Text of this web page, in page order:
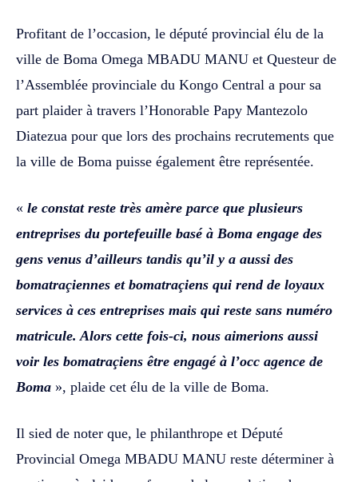
Profitant de l’occasion, le député provincial élu de la
ville de Boma Omega MBADU MANU et Questeur de
l’Assemblée provinciale du Kongo Central a pour sa
part plaider à travers l’Honorable Papy Mantezolo
Diatezua pour que lors des prochains recrutements que
la ville de Boma puisse également être représentée.
« le constat reste très amère parce que plusieurs
entreprises du portefeuille basé à Boma engage des
gens venus d’ailleurs tandis qu’il y a aussi des
bomatraçiennes et bomatraçiens qui rend de loyaux
services à ces entreprises mais qui reste sans numéro
matricule. Alors cette fois-ci, nous aimerions aussi
voir les bomatraçiens être engagé à l’occ agence de
Boma », plaide cet élu de la ville de Boma.
Il sied de noter que, le philanthrope et Député
Provincial Omega MBADU MANU reste déterminer à